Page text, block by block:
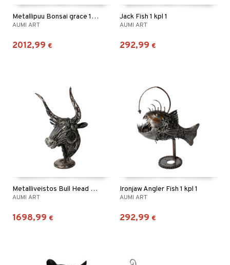
Metallipuu Bonsai grace 1 kpl 1
AUMI ART
2012,99 €
Jack Fish 1 kpl 1
AUMI ART
292,99 €
Metalliveistos Bull Head 1 kpl 1
AUMI ART
1698,99 €
Ironjaw Angler Fish 1 kpl 1
AUMI ART
292,99 €